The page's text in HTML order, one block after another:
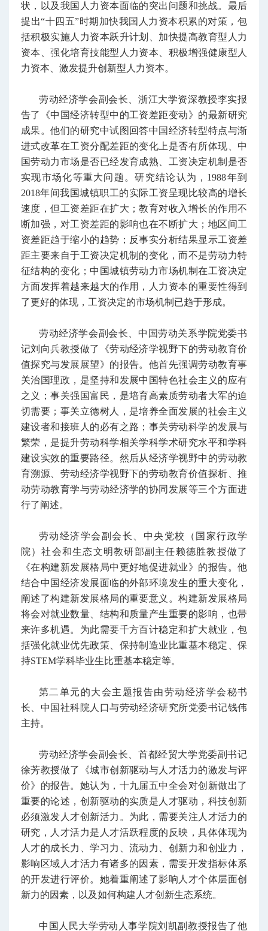
状，以及我国人力资本面临的突出问题和挑战。最后
提出“十四五”时期加快我国人力资本积累的对策，包
括积极实施人力资本跃升计划、加快提高教育型人力
资本、强化培育技能型人力资本、积极增强健康型人
力资本、激发提升创新型人力资本。
劳动经济学会副会长、浙江大学资深教授李实报
告了《中国经济转型中的工资差距变动》的最新研究
成果。他们的研究中试图回答中国经济转型特点与渐
进式改革在工资分配差距的变化上是否有所体现、中
国劳动力市场是否已经发育成熟、工资决定机制是否
实现市场化等重大问题。研究结论认为，1988年到
2018年间我国城镇职工的实际工资呈现比较高的增长
速度，但工资差距在扩大；教育对收入增长的作用不
断加强，对工资差距的影响也在不断扩大；地区间工
资差距趋于缩小的趋势；反事实分析结果显示工资差
距主要来自于工资决定机制的变化，而不是劳动力特
征结构的变化；中国城镇劳动力市场机制在工资决定
方面发挥着越来越大的作用，人力资本的重要性得到
了更好的体现，工资决定的市场机制已趋于形成。
劳动经济学会副会长、中国劳动关系学院党委书
记刘向兵教授做了《劳动经济学视野下的劳动教育价
值探究与发展展望》的报告。他首先强调劳动教育事
关治国理政，是坚持和发展中国特色社会主义的应有
之义；事关强国富民，是培育高素质劳动者大军的迫
切需要；事关立德树人，是培养全面发展的社会主义
建设者和接班人的必有之路；事关劳动科学的发展与
繁荣，是提升劳动科学相关学科学术研究水平和学科
建设实效的重要路径。然后从经济学视野中的劳动教
育溯源、劳动经济学视野下的劳动教育价值探析、推
动劳动教育学与劳动经济学的协同发展等三个方面进
行了阐述。
劳动经济学会副会长、中央党校（国家行政学
院）社会和生态文明教研部副主任赖德胜教授做了
《在构建新发展格局中更好地促进就业》的报告。他
结合中国经济发展面临的外部环境发生的重大变化，
阐述了构建新发展格局的重要意义。构建新发展格局
将会对就业数量、结构和质量产生重要的影响，也带
来许多机遇。为此需要千方百计稳定和扩大就业，包
括强化就业优先政策、保持制造业比重基本稳定、保
持STEM学科毕业生比重基本稳定等。
第二单元的大会主题报告由劳动经济学会秘书
长、中国社科院人口与劳动经济研究所党委书记钱伟
主持。
劳动经济学会副会长、首都经贸大学党委副书记
徐芳教授做了《城市创新驱动与人才活力的激发与评
价》的报告。她认为，十九届五中全会对创新做出了
重要的论述，创新驱动的实质是人才驱动，科技创新
必须激发人才创新活力。为此，需要关注人才活力的
研究，人才活力是人才活跃程度的反映，具体体现为
人才的成长力、学习力、流动力、创新力和创业力，
影响区域人才活力有诸多的因素，需要开发指标体系
的开发进行评价。她着重阐述了影响人才个体层面创
新力的因素，以及如何构建人才创新生态系统。
中国人民大学劳动人事学院刘凯副教授报告了他